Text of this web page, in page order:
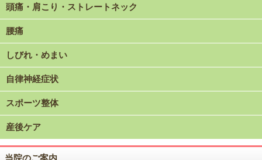
頭痛・肩こり・ストレートネック
腰痛
しびれ・めまい
自律神経症状
スポーツ整体
産後ケア